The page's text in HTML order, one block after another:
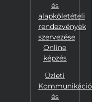
és
alapkőletételi
rendezvények
szervezése
Online
képzés
Üzleti
Kommunikáció
és